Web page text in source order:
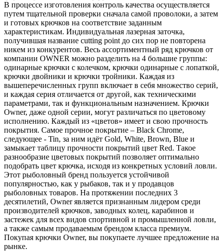
В процессе изготовления контроль качества осуществляется
путем тщательной проверки сначала самой проволоки, а затем
и готовых крючков на соответствие заданным
характеристикам. Индивидуальная лазерная заточка,
получившая название cutting point до сих пор не повторена
никем из конкурентов. Весь ассортиментный ряд крючков от
компании OWNER можно разделить на 4 большие группы:
одинарные крючки с колечком, крючки одинарные с лопаткой,
крючки двойники и крючки тройники. Каждая из
вышеперечисленных групп включает в себя множество серий,
и каждая серия отличается от другой, как техническими
параметрами, так и функциональным назначением. Крючки
Owner, даже одной серии, могут различаться по цветовому
исполнению. Каждый из «цветов» имеет и свою прочность
покрытия. Самое прочное покрытие – Black Chrome,
следующее - Tin, за ним идёт Gold, White, Brown, Blue и
замыкает таблицу прочности покрытий цвет Red. Такое
разнообразие цветовых покрытий позволяет оптимально
подобрать цвет крючка, исходя из конкретных условий ловли.
Этот рыболовный бренд пользуется устойчивой
популярностью, как у рыбаков, так и у продавцов
рыболовных товаров. На протяжении последних 3
десятилетий, Owner является признанным лидером среди
производителей крючков, заводных колец, карабинов и
застежек для всех видов спортивной и промышленной ловли,
а также самым продаваемым брендом класса премиум.
Покупая крючки Owner, вы покупаете лучшее предложение на
рынке.